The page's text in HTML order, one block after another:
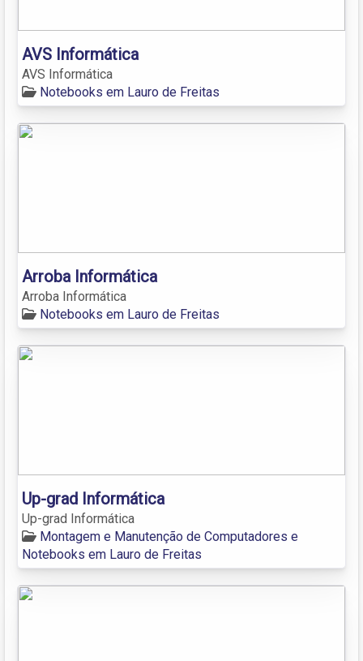
AVS Informática
AVS Informática
Notebooks em Lauro de Freitas
Arroba Informática
Arroba Informática
Notebooks em Lauro de Freitas
Up-grad Informática
Up-grad Informática
Montagem e Manutenção de Computadores e
Notebooks em Lauro de Freitas